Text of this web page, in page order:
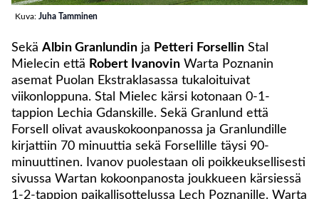
Kuva: Juha Tamminen
Sekä Albin Granlundin ja Petteri Forsellin Stal
Mielecin että Robert Ivanovin Warta Poznanin
asemat Puolan Ekstraklasassa tukaloituivat
viikonloppuna. Stal Mielec kärsi kotonaan 0-1-
tappion Lechia Gdanskille. Sekä Granlund että
Forsell olivat avauskokoonpanossa ja Granlundille
kirjattiin 70 minuuttia sekä Forsellille täysi 90-
minuuttinen. Ivanov puolestaan oli poikkeuksellisesti
sivussa Wartan kokoonpanosta joukkueen kärsiessä
1-2-tappion paikallisottelussa Lech Poznanille. Warta